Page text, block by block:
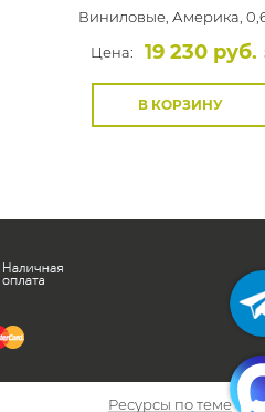
Виниловые, Америка,
Цена:
19 230 руб.
В КОРЗИНУ
Ресурсы по теме